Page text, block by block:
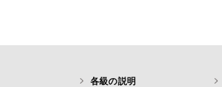
各級の説明